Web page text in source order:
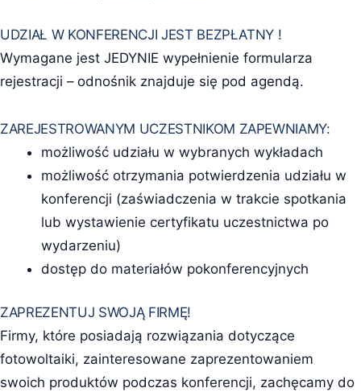
UDZIAŁ W KONFERENCJI JEST BEZPŁATNY !
Wymagane jest JEDYNIE wypełnienie formularza
rejestracji – odnośnik znajduje się pod agendą.
ZAREJESTROWANYM UCZESTNIKOM ZAPEWNIAMY:
możliwość udziału w wybranych wykładach
możliwość otrzymania potwierdzenia udziału w
konferencji (zaświadczenia w trakcie spotkania
lub wystawienie certyfikatu uczestnictwa po
wydarzeniu)
dostęp do materiałów pokonferencyjnych
ZAPREZENTUJ SWOJĄ FIRMĘ!
Firmy, które posiadają rozwiązania dotyczące
fotowoltaiki, zainteresowane zaprezentowaniem
swoich produktów podczas konferencji, zachęcamy do